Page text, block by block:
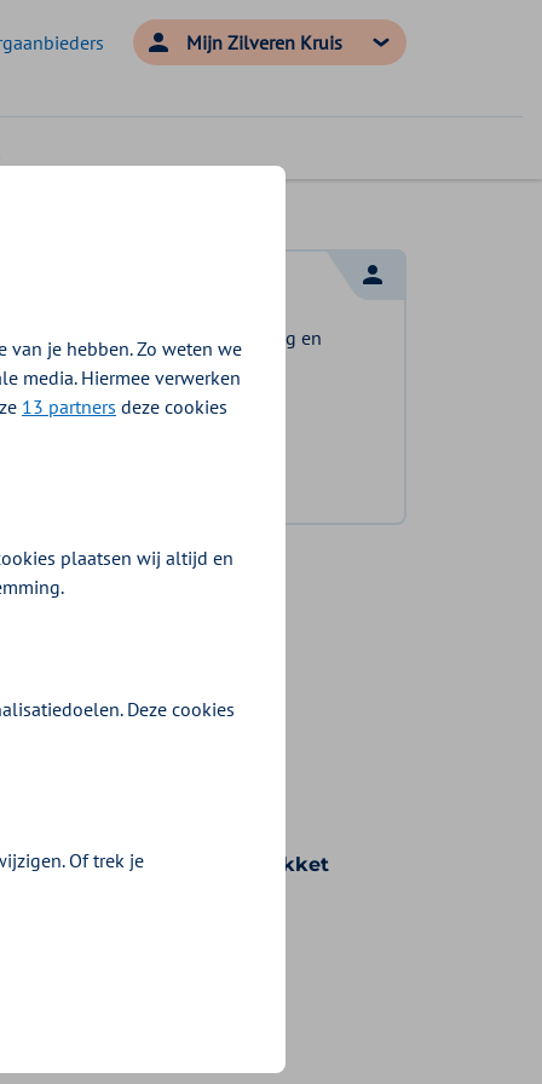
Mijn Zilveren Kruis
Log in en bekijk welke vergoeding en
voorwaarden voor u gelden.
voorwaarden die bij uw pakket
van je hebben. Zo weten we
media. Hiermee verwerken
13 partners deze cookies
plaatsen wij altijd en
Deze cookies
Of trek je